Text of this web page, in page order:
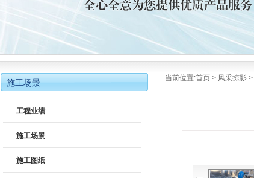
当前位置:首页 > 风采掠影 >
施工场景
工程业绩
施工场景
施工图纸